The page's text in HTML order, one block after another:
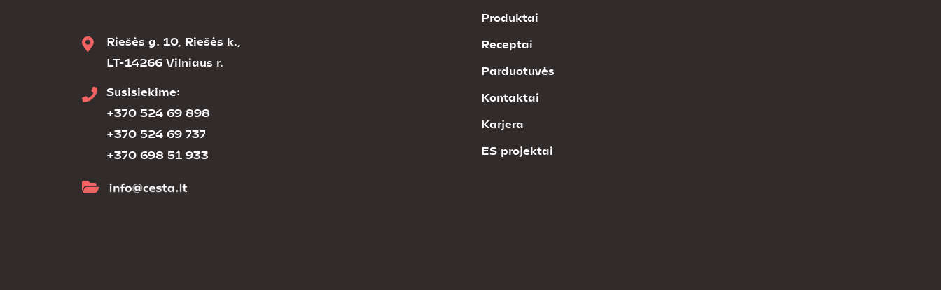
Riešės g. 10, Riešės k.,
LT-14266 Vilniaus r.
Susisiekime:
+370 524 69 898
+370 524 69 737
+370 698 51 933
Produktai
Receptai
Parduotuvės
Kontaktai
Karjera
ES projektai